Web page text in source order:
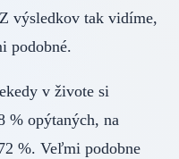
výsledkov tak vidíme,
podobné.
v živote si
% opýtaných, na
%. Veľmi podobne